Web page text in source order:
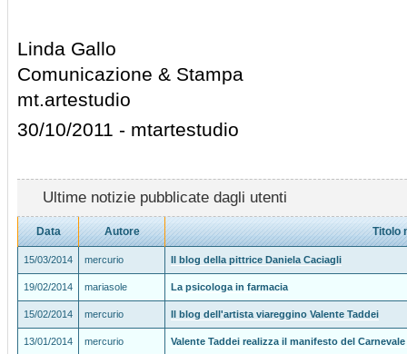
Linda Gallo
Comunicazione & Stampa
mt.artestudio
30/10/2011 - mtartestudio
Ultime notizie pubblicate dagli utenti
Data Autore Titolo
15/03/2014 mercurio Il blog della pittrice Daniela Caciagli
19/02/2014 mariasole La psicologa in farmacia
15/02/2014 mercurio Il blog dell'artista viareggino Valente Taddei
13/01/2014 mercurio Valente Taddei realizza il manifesto del